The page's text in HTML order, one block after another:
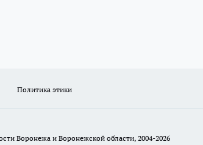
Политика этики
Воронежа и Воронежской области, 2004-2026